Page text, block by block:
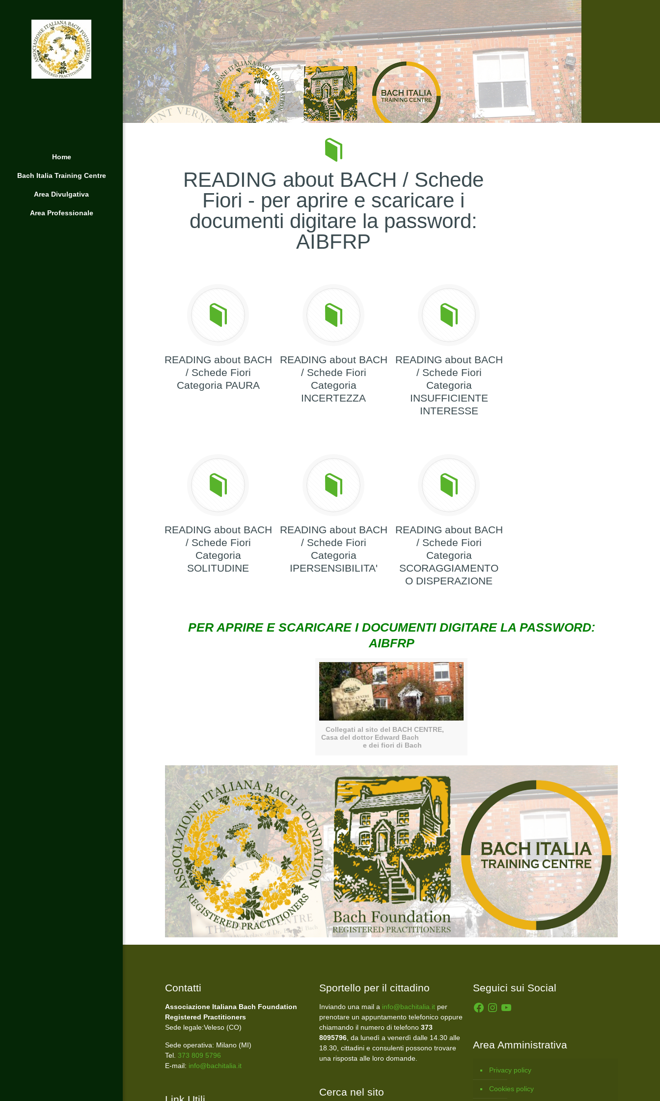
Home
Bach Italia Training Centre
Area Divulgativa
Area Professionale
READING about BACH / Schede
Fiori - per aprire e scaricare i
documenti digitare la password:
AIBFRP
READING about BACH
/ Schede Fiori
Categoria PAURA
READING about BACH
/ Schede Fiori
Categoria
INCERTEZZA
READING about BACH
/ Schede Fiori
Categoria
INSUFFICIENTE
INTERESSE
READING about BACH
/ Schede Fiori
Categoria
SOLITUDINE
READING about BACH
/ Schede Fiori
Categoria
IPERSENSIBILITA'
READING about BACH
/ Schede Fiori
Categoria
SCORAGGIAMENTO
O DISPERAZIONE
PER APRIRE E SCARICARE I DOCUMENTI DIGITARE LA PASSWORD:
AIBFRP
Collegati al sito del BACH CENTRE,
Casa del dottor Edward Bach
e dei fiori di Bach
Contatti
Associazione Italiana Bach Foundation
Registered Practitioners
Sede legale:Veleso (CO)
Sede operativa: Milano (MI)
Tel.373 809 5796
E-mail: info@bachitalia.it
Sportello per il cittadino
Inviando una mail a info@bachitalia.itper
prenotare un appuntamento telefonico oppure
chiamando il numero di telefono 373
8095796, da lunedì a venerdì dalle 14.30 alle
18.30, cittadini e consulenti possono trovare
una risposta alle loro domande.
Cerca nel sito
Seguici sui Social
Facebook
Instagram
YouTube
Area Amministrativa
Privacy policy
Cookies policy